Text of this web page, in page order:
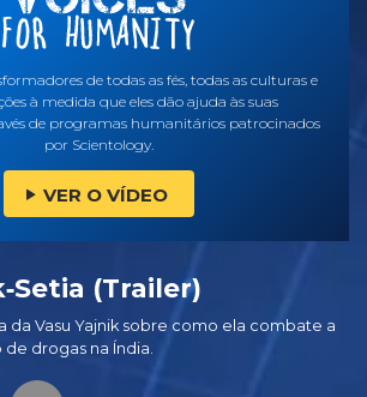
de todas as fés, todas as culturas e
à medida que eles dão ajuda às suas
de programas humanitários patrocinados
por Scientology.
VER O VÍDEO
(Trailer)
da Vasu Yajnik sobre como ela combate a
drogas na Índia.